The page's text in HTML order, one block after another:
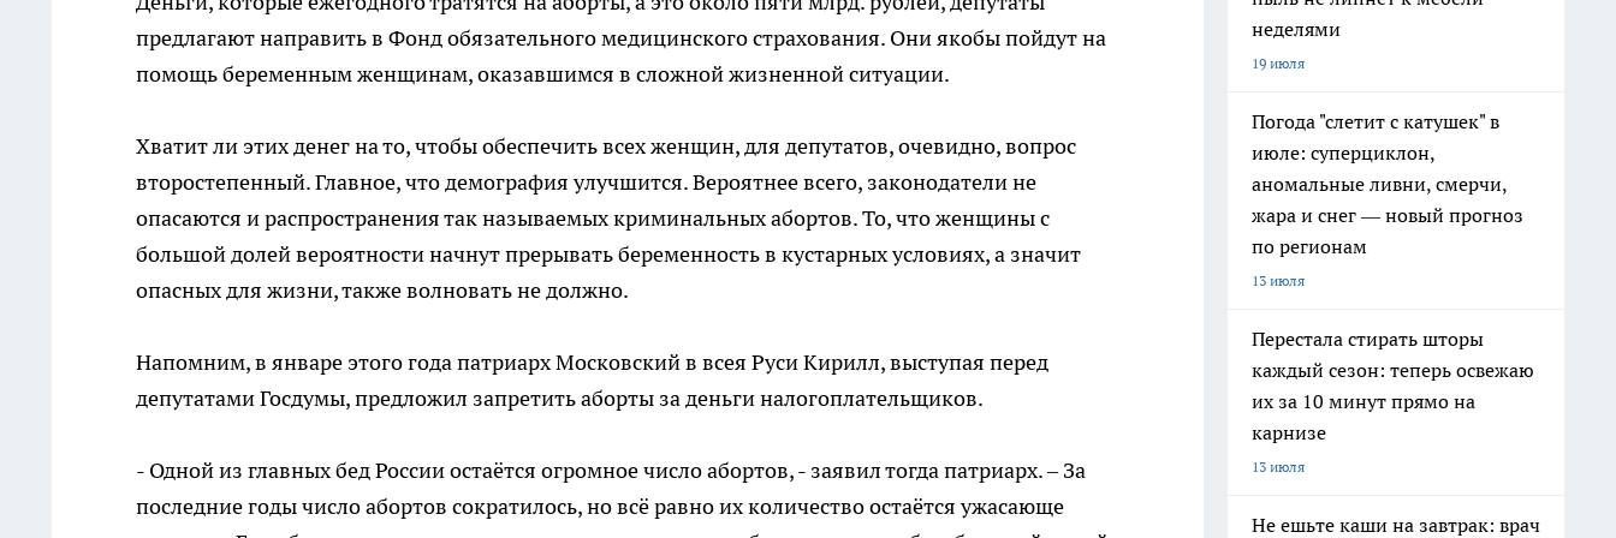
предлагают направить в Фонд обязательного медицинского страхования. Они якобы пойдут на
помощь беременным женщинам, оказавшимся в сложной жизненной ситуации.
Хватит ли этих денег на то, чтобы обеспечить всех женщин, для депутатов, очевидно, вопрос
второстепенный. Главное, что демография улучшится. Вероятнее всего, законодатели не
опасаются и распространения так называемых криминальных абортов. То, что женщины с
большой долей вероятности начнут прерывать беременность в кустарных условиях, а значит
опасных для жизни, также волновать не должно.
Напомним, в январе этого года патриарх Московский в всея Руси Кирилл, выступая перед
депутатами Госдумы, предложил запретить аборты за деньги налогоплательщиков.
- Одной из главных бед России остаётся огромное число абортов, - заявил тогда патриарх. – За
последние годы число абортов сократилось, но всё равно их количество остаётся ужасающе
неделями
19 июля
Погода "слетит с катушек" в
июле: суперциклон,
аномальные ливни, смерчи,
жара и снег — новый прогноз
по регионам
13 июля
Перестала стирать шторы
каждый сезон: теперь освежаю
их за 10 минут прямо на
карнизе
13 июля
Не ешьте каши на завтрак: врач